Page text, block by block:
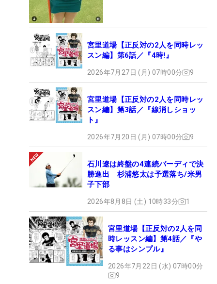
宮里道場【正反対の2人を同時レッ
スン編】第6話／『4時!』
2026年7月27日 (月) 07時00分 9
宮里道場【正反対の2人を同時レッ
スン編】第3話／『線消しショッ
ト』
2026年7月20日 (月) 07時00分 9
石川遼は終盤の4連続バーディで決
勝進出 杉浦悠太は予選落ち/米男
子下部
2026年8月8日 (土) 10時33分 1
宮里道場【正反対の2人を同
時レッスン編】第4話／『や
る事はシンプル』
2026年7月22日 (水) 07時00分
9